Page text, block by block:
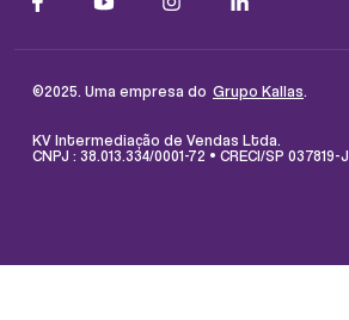
©2025. Uma empresa do Grupo Kallas.
KV Intermediação de Vendas Ltda.
CNPJ : 38.013.334/0001-72 • CRECI/SP 037819-J